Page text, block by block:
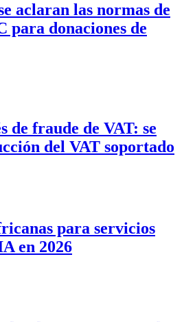
aclaran las normas de
para donaciones de
de fraude de VAT: se
del VAT soportado
para servicios
en 2026